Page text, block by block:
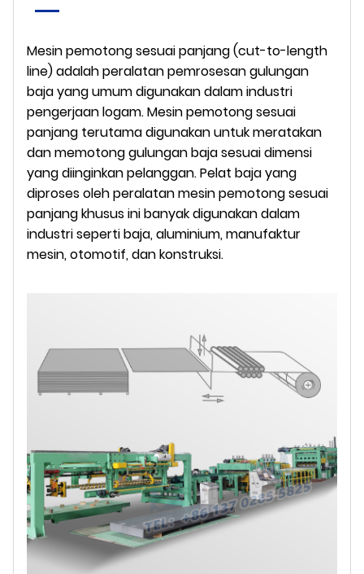
Mesin pemotong sesuai panjang (cut-to-length
line) adalah peralatan pemrosesan gulungan
baja yang umum digunakan dalam industri
pengerjaan logam. Mesin pemotong sesuai
panjang terutama digunakan untuk meratakan
dan memotong gulungan baja sesuai dimensi
yang diinginkan pelanggan. Pelat baja yang
diproses oleh peralatan mesin pemotong sesuai
panjang khusus ini banyak digunakan dalam
industri seperti baja, aluminium, manufaktur
mesin, otomotif, dan konstruksi.